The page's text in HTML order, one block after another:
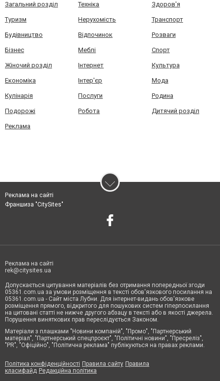
Загальний розділ Техніка Здоров'я
Туризм Нерухомість Транспорт
Будівництво Відпочинок Розваги
Бізнес Меблі Спорт
Жіночий розділ Інтернет Культура
Економіка Інтер'єр Мода
Кулінарія Послуги Родина
Подорожі Робота Дитячий розділ
Реклама
Реклама на сайті
Франшиза "CitySites"
Реклама на сайті
rek@citysites.ua
Допускається цитування матеріалів без отримання попередньої згоди
05361.com.ua за умови розміщення в тексті обов'язкового посилання на
05361.com.ua - Сайт міста Лубни. Для інтернет-видань обов'язкове
розміщення прямого, відкритого для пошукових систем гіперпосилання
на цитовані статті не нижче другого абзацу в тексті або в якості джерела.
Порушення виняткових прав переслідується Законом.
Матеріали з плашками "Новини компаній", "Промо", "Партнерський
матеріал", "Партнерський спецпроєкт", "Політичні новини", "Пресреліз",
"PR", "Офіційно", "Політична реклама" публікуються на правах реклами.
Політика конфіденційності Правила сайту Правила
класифайд Редакційна політика